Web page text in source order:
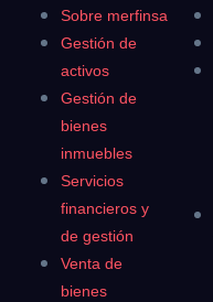
Sobre merfinsa
Gestión de
activos
Gestión de
bienes
inmuebles
Servicios
financieros y
de gestión
Venta de
bienes